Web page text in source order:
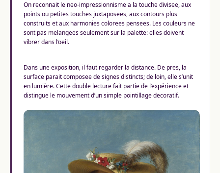
On reconnait le neo-impressionnisme a la touche divisee, aux
points ou petites touches juxtaposees, aux contours plus
construits et aux harmonies colorees pensees. Les couleurs ne
sont pas melangees seulement sur la palette: elles doivent
vibrer dans l’oeil.
Dans une exposition, il faut regarder la distance. De pres, la
surface parait composee de signes distincts; de loin, elle s’unit
en lumière. Cette double lecture fait partie de l’expérience et
distingue le mouvement d’un simple pointillage decoratif.